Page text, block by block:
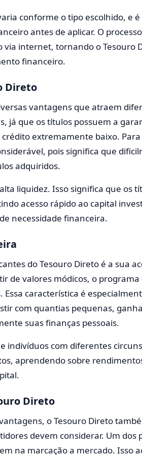
conforme o tipo escolhido, e
antes de aplicar. O
via internet, tornando o Tesouro
financeiro.
Direto
vantagens que atraem
já que os títulos possuem a
extremamente baixo.
pois significa que
adquiridos.
liquidez. Isso significa que os
acesso rápido ao capital
necessidade financeira.
do Tesouro Direto é a sua
de valores módicos, o
Essa característica é
com quantias pequenas,
suas finanças pessoais.
indivíduos com diferentes
aprendendo sobre
Direto
o Tesouro Direto
devem considerar. Um
na marcação a mercado. Isso